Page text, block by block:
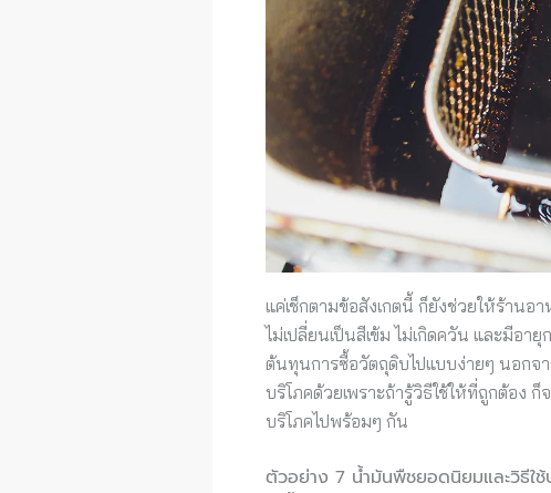
แค่เช็กตามข้อสังเกตนี้ ก็ยังช่วยให้ร้านอา
ไม่เปลี่ยนเป็นสีเข้ม ไม่เกิดควัน และมีอ
ต้นทุนการซื้อวัตถุดิบไปแบบง่ายๆ นอกจ
บริโภคด้วยเพราะถ้ารู้วิธีใช้ให้ที่ถูกต้อง
บริโภคไปพร้อมๆ กัน
ตัวอย่าง 7 น้ำมันพืชยอดนิยมและวิธีใช้